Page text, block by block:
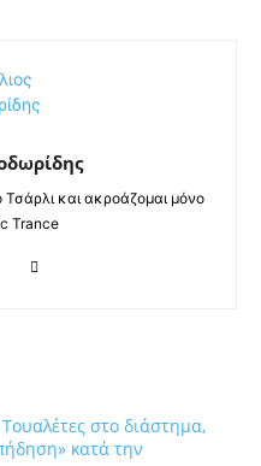
και ακροάζομαι μόνο
Trance
στο διάστημα,
κατά την